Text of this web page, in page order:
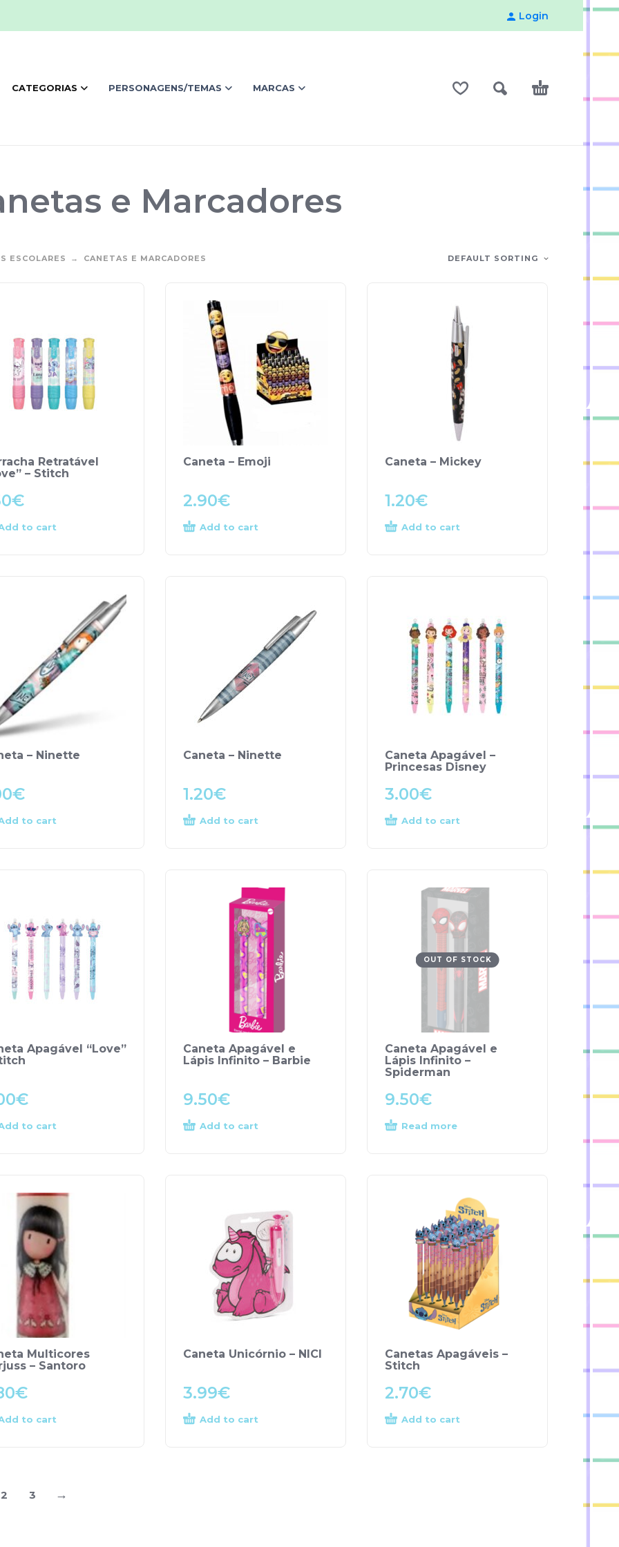
Login
CATEGORIAS PERSONAGENS/TEMAS MARCAS
e Marcadores
ESCOLARES CANETAS E MARCADORES DEFAULT SORTING
Retratável
– Stitch
€
to cart
Caneta – Emoji
2.90€
Add to cart
Caneta – Mickey
1.20€
Add to cart
– Ninette
€
to cart
Caneta – Ninette
1.20€
Add to cart
Caneta Apagável –
Princesas Disney
3.00€
Add to cart
Apagável “Love”
€
to cart
Caneta Apagável e
Lápis Infinito – Barbie
9.50€
Add to cart
OUT OF STOCK
Caneta Apagável e
Lápis Infinito –
Spiderman
9.50€
Read more
Multicores
– Santoro
€
to cart
Caneta Unicórnio – NICI
3.99€
Add to cart
Canetas Apagáveis –
Stitch
2.70€
Add to cart
2 3 →